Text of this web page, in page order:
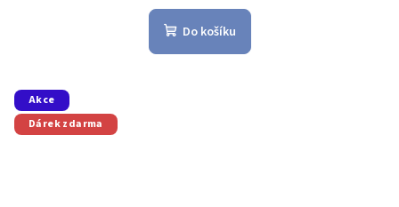
Do košíku
Akce
Dárek zdarma